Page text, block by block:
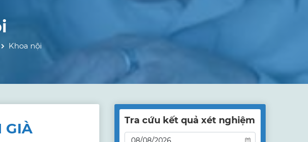
Khoa nội
GIÀ Tra cứu kết quả xét nghiệm